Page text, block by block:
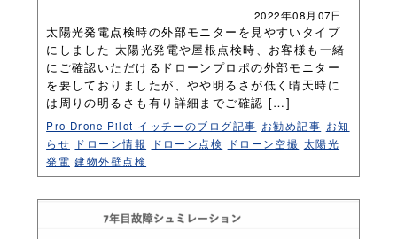
2022年08月07日
太陽光発電点検時の外部モニターを見やすいタイプ
にしました 太陽光発電や屋根点検時、お客様も一緒
にご確認いただけるドローンプロポの外部モニター
を要しておりましたが、やや明るさが低く晴天時に
は周りの明るさも有り詳細までご確認 […]
Pro Drone Pilot イッチーのブログ記事 お勧め記事 お知
らせ
ドローン情報 ドローン点検 ドローン空撮 太陽光
発電 建物外壁点検